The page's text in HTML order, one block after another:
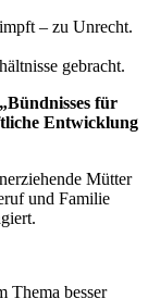
– zu Unrecht.
gebracht.
für
Entwicklung
Mütter
und Familie
Thema besser